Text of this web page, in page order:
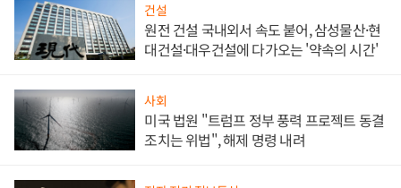
건설
원전 건설 국내외서 속도 붙어, 삼성물산·현
대건설·대우건설에 다가오는 '약속의 시간'
사회
미국 법원 "트럼프 정부 풍력 프로젝트 동결
조치는 위법", 해제 명령 내려